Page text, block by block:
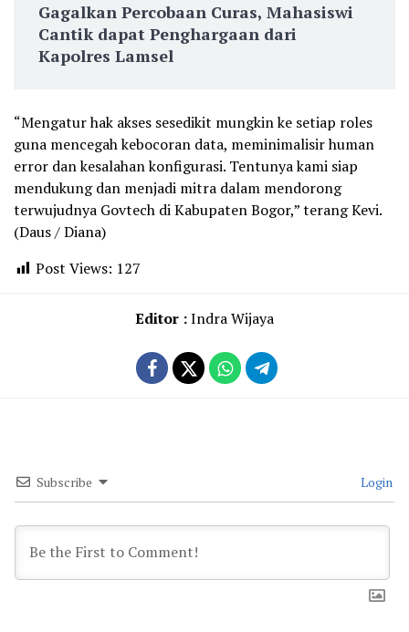
Gagalkan Percobaan Curas, Mahasiswi
Cantik dapat Penghargaan dari
Kapolres Lamsel
“Mengatur hak akses sesedikit mungkin ke setiap roles
guna mencegah kebocoran data, meminimalisir human
error dan kesalahan konfigurasi. Tentunya kami siap
mendukung dan menjadi mitra dalam mendorong
terwujudnya Govtech di Kabupaten Bogor,” terang Kevi.
(Daus / Diana)
Post Views: 127
Editor :Indra Wijaya
Subscribe Login